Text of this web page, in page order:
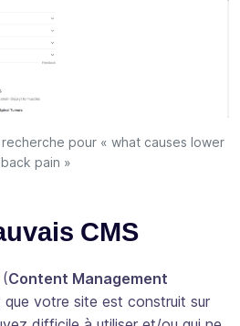
pour « what causes lower
back pain »
CMS
Content Management
que votre site est construit sur